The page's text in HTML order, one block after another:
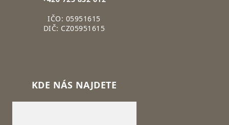
IČO: 05951615
DIČ: CZ05951615
KDE NÁS NAJDETE